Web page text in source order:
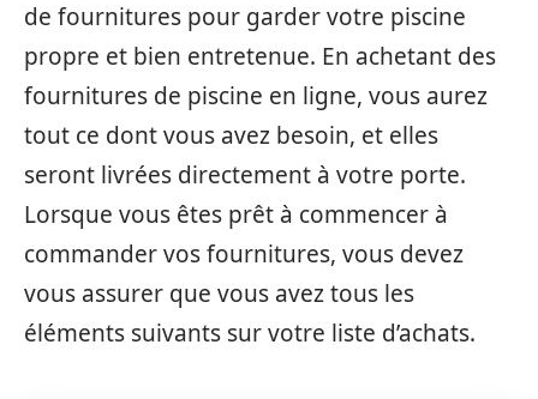
de fournitures pour garder votre piscine
propre et bien entretenue. En achetant des
fournitures de piscine en ligne, vous aurez
tout ce dont vous avez besoin, et elles
seront livrées directement à votre porte.
Lorsque vous êtes prêt à commencer à
commander vos fournitures, vous devez
vous assurer que vous avez tous les
éléments suivants sur votre liste d’achats.